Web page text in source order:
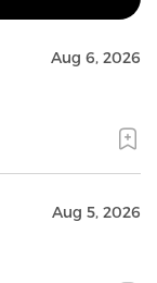
Aug 6, 2026
Aug 5, 2026